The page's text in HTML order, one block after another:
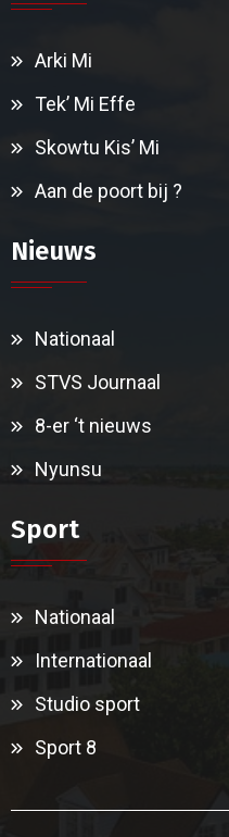
Arki Mi
Tek’ Mi Effe
Skowtu Kis’ Mi
Aan de poort bij ?
Nieuws
Nationaal
STVS Journaal
8-er ‘t nieuws
Nyunsu
Sport
Nationaal
Internationaal
Studio sport
Sport 8